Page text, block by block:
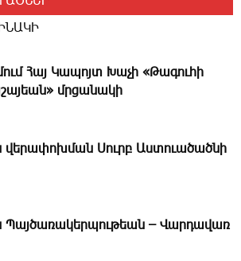
­Հայ Կապոյտ Խաչի «Թագուհի
մրցանակի
վերափոխման Սուրբ Աստուածածնի
Պայծառակերպութեան – Վարդավառ